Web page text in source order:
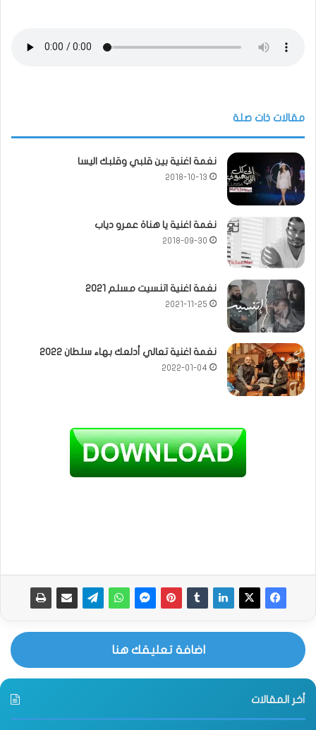
مقالات ذات صلة
نغمة اغنية بين قلبي وقلبك اليسا
2018-10-13
نغمة اغنية يا هناة عمرو دياب
2018-09-30
نغمة اغنية اتنسيت مسلم 2021
2021-11-25
نغمة اغنية تعالي أدلعك بهاء سلطان 2022
2022-01-04
اضافة تعليقك هنا
أخر المقالات